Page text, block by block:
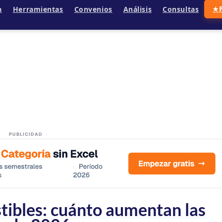
Herramientas Convenios Análisis Consultas ★
PUBLICIDAD
cuánto aumentan las